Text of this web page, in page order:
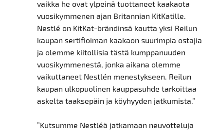
vaikka he ovat ylpeinä tuottaneet kaakaota
vuosikymmenen ajan Britannian KitKatille.
Nestlé on KitKat-brändinsä kautta yksi Reilun
kaupan sertifioiman kaakaon suurimpia ostajia
ja olemme kiitollisia tästä kumppanuuden
vuosikymmenestä, jonka aikana olemme
vaikuttaneet Nestlén menestykseen. Reilun
kaupan ulkopuolinen kauppasuhde tarkoittaa
askelta taaksepäin ja köyhyyden jatkumista.”
”Kutsumme Nestléä jatkamaan neuvotteluja